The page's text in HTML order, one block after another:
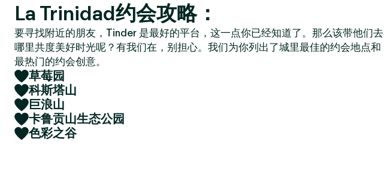
La Trinidad约会攻略：
要寻找附近的朋友，Tinder 是最好的平台，这一点你已经知道了。那么该带他们去
哪里共度美好时光呢？有我们在，别担心。我们为你列出了城里最佳的约会地点和
最热门的约会创意。
草莓园
科斯塔山
巨浪山
卡鲁贡山生态公园
色彩之谷